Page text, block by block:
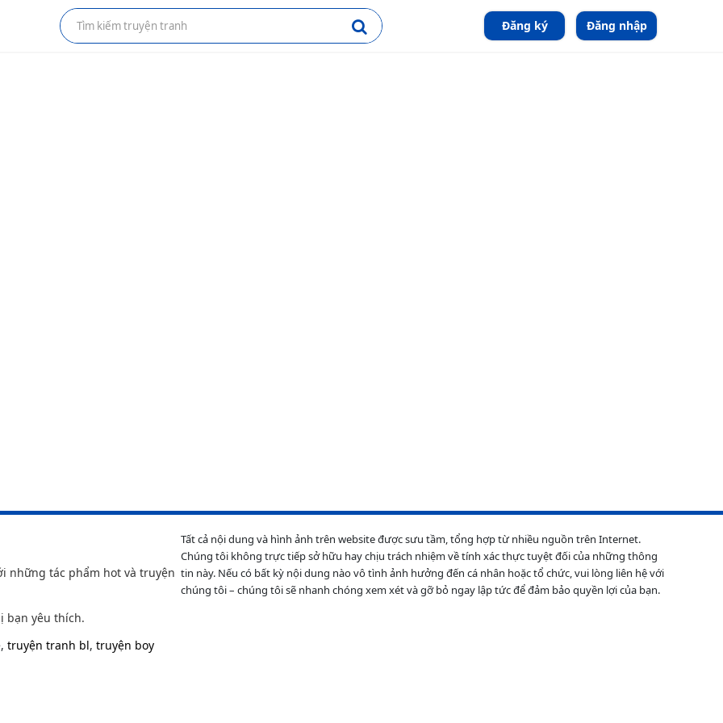
Đăng ký Đăng nhập
những tác phẩm hot và truyện
bạn yêu thích.
, truyện tranh bl, truyện boy
Tất cả nội dung và hình ảnh trên website được sưu tầm, tổng hợp từ nhiều nguồn trên Internet.
Chúng tôi không trực tiếp sở hữu hay chịu trách nhiệm về tính xác thực tuyệt đối của những thông
tin này. Nếu có bất kỳ nội dung nào vô tình ảnh hưởng đến cá nhân hoặc tổ chức, vui lòng liên hệ với
chúng tôi – chúng tôi sẽ nhanh chóng xem xét và gỡ bỏ ngay lập tức để đảm bảo quyền lợi của bạn.